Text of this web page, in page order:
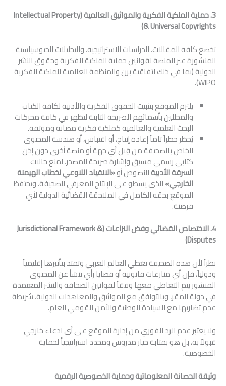
3. حماية الملكية الفكرية والمواثيق العالمية (
Intellectual Property
&Universal Copyrights
)
تخضع كافة المقالات، الدراسات الاستراتيجية، والتحليلات الجيوسياسية
المنشورة عبر المنصة لقوانين حماية الملكية الفكرية وحقوق النشر
الدولية (بما في ذلك اتفاقية برن والمنظمة العالمية للملكية الفكرية
WIPO).
يلتزم الموقع بتثبيت الحقوق الفكرية والأدبية لكافة الكتاب
والمحللين بأسمائهم الصريحة الثابتة لتظهر في كافة محركات
البحث العلمية والعالمية كملكية فكرية مصانة وموثقة.
يُحظر حظراً تاماً إعادة إنتاج، أو اقتباس، أو هندسة المحتوى
الخاص بالصحيفة من قِبل أي جهة أو منصة أخرى دون إذن
كتابي رسمي مسبق وإشارة صريحة للمصدر، لمنع حالات
السرقة الأدبيةللنصوص أو«الانقياد اللاوعي لخطاب الهيمنة
الخارجي»الذي يسطو على الإنتاج المعرفي للصحيفة. ويحتفظ
الموقع بحقه الكامل في الملاحقة القضائية الدولية لأي
قرصنة.
4. الاختصاص القضائي وفض النزاعات (
Jurisdictional Framework&
Disputes
)
نظراً لأن هذه الصحيفة تغطي العالم العربي وتمتد بتأثيرها إقليمياً
ودولياً، فإن أي منازعات قانونية أو قضايا رأي تنشأ عن المحتوى
المنشور يتم التعاطي معها وفقاً لقوانين الصحافة والنشر المعتمدة
في دولة المقر، وبالتوافق مع المواثيق والمعاهدات الدولية، شريطة
عدم تضاربها مع السيادة الوطنية والأمن القومي العام.
ولا يعتبر عدم الرد الفوري من إدارة الموقع على أي ادعاء خارجي
قبولاً به، بل هو بمثابة خيار مدروس ومحدد استراتيجياً لحماية
الخصوصية.
وثيقة الحصانة المعلوماتية وحماية الخصوصية الرقمية